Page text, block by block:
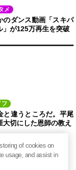
メ
のダンス動画「スキパ
」が125万再生を突破
フ
と違うところだ。平尾
大切にした恩師の教え
of cookies on
usage, and assist in